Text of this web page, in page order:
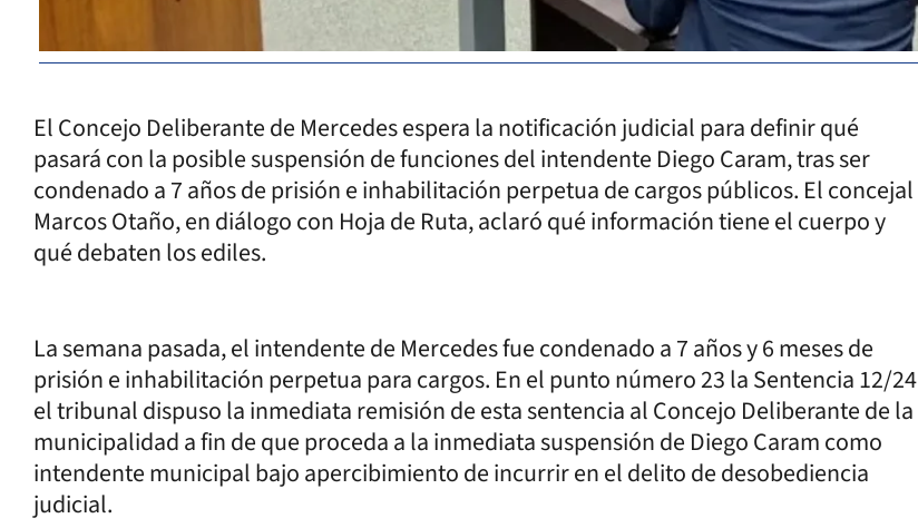
El Concejo Deliberante de Mercedes espera la notificación judicial para definir qué
pasará con la posible suspensión de funciones del intendente Diego Caram, tras ser
condenado a 7 años de prisión e inhabilitación perpetua de cargos públicos. El concejal
Marcos Otaño, en diálogo con Hoja de Ruta, aclaró qué información tiene el cuerpo y
qué debaten los ediles.
La semana pasada, el intendente de Mercedes fue condenado a 7 años y 6 meses de
prisión e inhabilitación perpetua para cargos. En el punto número 23 la Sentencia 12/24
el tribunal dispuso la inmediata remisión de esta sentencia al Concejo Deliberante de la
municipalidad a fin de que proceda a la inmediata suspensión de Diego Caram como
intendente municipal bajo apercibimiento de incurrir en el delito de desobediencia
judicial.